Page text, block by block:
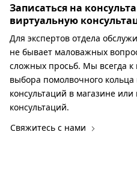
Записаться на
виртуальную
Для экспертов отдела
не бывает маловажных
сложных просьб. Мы всегда к
выбора помолвочного
консультаций в магазине
консультаций.
Свяжитесь с нами